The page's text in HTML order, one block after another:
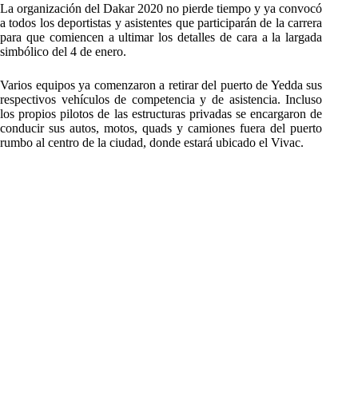
La organización del Dakar 2020 no pierde tiempo y ya convocó
a todos los deportistas y asistentes que participarán de la carrera
para que comiencen a ultimar los detalles de cara a la largada
simbólico del 4 de enero.
Varios equipos ya comenzaron a retirar del puerto de Yedda sus
respectivos vehículos de competencia y de asistencia. Incluso
los propios pilotos de las estructuras privadas se encargaron de
conducir sus autos, motos, quads y camiones fuera del puerto
rumbo al centro de la ciudad, donde estará ubicado el Vivac.